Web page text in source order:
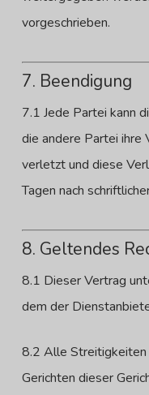
vorgeschrieben.
7. Beendigung
7.1 Jede Partei kann
die andere Partei ihre
verletzt und diese
Tagen nach
8. Geltendes
8.1 Dieser Vertrag
dem der
8.2 Alle Streitigkeiten
Gerichten dieser